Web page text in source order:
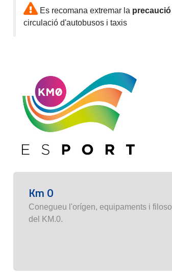
Es recomana extremar la
circulació d'autobusos i taxis
Km 0
Conegueu l'orígen, equipaments i
del KM.0.